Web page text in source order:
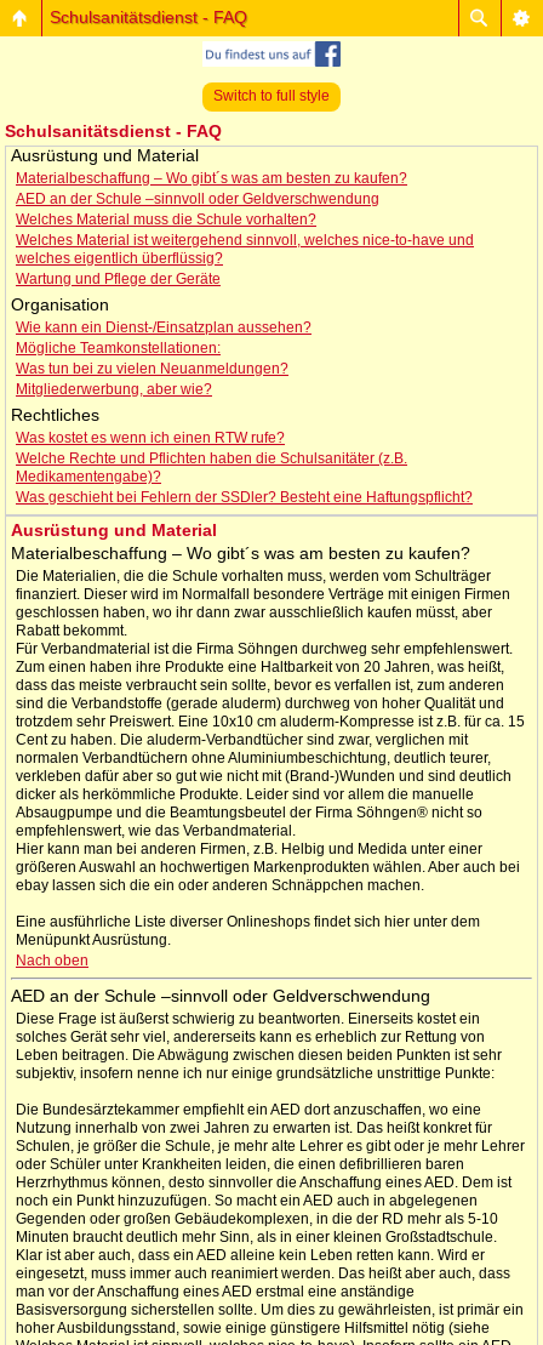
Schulsanitätsdienst - FAQ
Switch to full style
Schulsanitätsdienst - FAQ
Ausrüstung und Material
Materialbeschaffung – Wo gibt´s was am besten zu kaufen?
AED an der Schule –sinnvoll oder Geldverschwendung
Welches Material muss die Schule vorhalten?
Welches Material ist weitergehend sinnvoll, welches nice-to-have und
welches eigentlich überflüssig?
Wartung und Pflege der Geräte
Organisation
Wie kann ein Dienst-/Einsatzplan aussehen?
Mögliche Teamkonstellationen:
Was tun bei zu vielen Neuanmeldungen?
Mitgliederwerbung, aber wie?
Rechtliches
Was kostet es wenn ich einen RTW rufe?
Welche Rechte und Pflichten haben die Schulsanitäter (z.B.
Medikamentengabe)?
Was geschieht bei Fehlern der SSDler? Besteht eine Haftungspflicht?
Ausrüstung und Material
Materialbeschaffung – Wo gibt´s was am besten zu kaufen?
Die Materialien, die die Schule vorhalten muss, werden vom Schulträger
finanziert. Dieser wird im Normalfall besondere Verträge mit einigen Firmen
geschlossen haben, wo ihr dann zwar ausschließlich kaufen müsst, aber
Rabatt bekommt.
Für Verbandmaterial ist die Firma Söhngen durchweg sehr empfehlenswert.
Zum einen haben ihre Produkte eine Haltbarkeit von 20 Jahren, was heißt,
dass das meiste verbraucht sein sollte, bevor es verfallen ist, zum anderen
sind die Verbandstoffe (gerade aluderm) durchweg von hoher Qualität und
trotzdem sehr Preiswert. Eine 10x10 cm aluderm-Kompresse ist z.B. für ca. 15
Cent zu haben. Die aluderm-Verbandtücher sind zwar, verglichen mit
normalen Verbandtüchern ohne Aluminiumbeschichtung, deutlich teurer,
verkleben dafür aber so gut wie nicht mit (Brand-)Wunden und sind deutlich
dicker als herkömmliche Produkte. Leider sind vor allem die manuelle
Absaugpumpe und die Beamtungsbeutel der Firma Söhngen® nicht so
empfehlenswert, wie das Verbandmaterial.
Hier kann man bei anderen Firmen, z.B. Helbig und Medida unter einer
größeren Auswahl an hochwertigen Markenprodukten wählen. Aber auch bei
ebay lassen sich die ein oder anderen Schnäppchen machen.
Eine ausführliche Liste diverser Onlineshops findet sich hier unter dem
Menüpunkt Ausrüstung.
Nach oben
AED an der Schule –sinnvoll oder Geldverschwendung
Diese Frage ist äußerst schwierig zu beantworten. Einerseits kostet ein
solches Gerät sehr viel, andererseits kann es erheblich zur Rettung von
Leben beitragen. Die Abwägung zwischen diesen beiden Punkten ist sehr
subjektiv, insofern nenne ich nur einige grundsätzliche unstrittige Punkte:
Die Bundesärztekammer empfiehlt ein AED dort anzuschaffen, wo eine
Nutzung innerhalb von zwei Jahren zu erwarten ist. Das heißt konkret für
Schulen, je größer die Schule, je mehr alte Lehrer es gibt oder je mehr Lehrer
oder Schüler unter Krankheiten leiden, die einen defibrillieren baren
Herzrhythmus können, desto sinnvoller die Anschaffung eines AED. Dem ist
noch ein Punkt hinzuzufügen. So macht ein AED auch in abgelegenen
Gegenden oder großen Gebäudekomplexen, in die der RD mehr als 5-10
Minuten braucht deutlich mehr Sinn, als in einer kleinen Großstadtschule.
Klar ist aber auch, dass ein AED alleine kein Leben retten kann. Wird er
eingesetzt, muss immer auch reanimiert werden. Das heißt aber auch, dass
man vor der Anschaffung eines AED erstmal eine anständige
Basisversorgung sicherstellen sollte. Um dies zu gewährleisten, ist primär ein
hoher Ausbildungsstand, sowie einige günstigere Hilfsmittel nötig (siehe